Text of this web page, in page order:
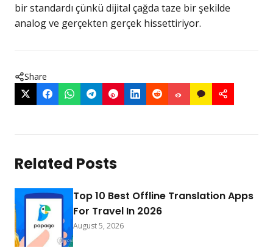
bir standardı çünkü dijital çağda taze bir şekilde
analog ve gerçekten gerçek hissettiriyor.
Share
Related Posts
Top 10 Best Offline Translation Apps
For Travel In 2026
August 5, 2026